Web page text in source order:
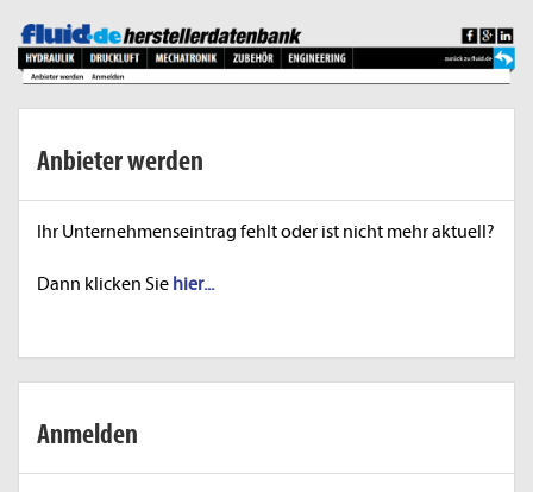
Anbieter werden
Ihr Unternehmenseintrag fehlt oder ist nicht mehr aktuell?
Dann klicken Sie hier...
Anmelden